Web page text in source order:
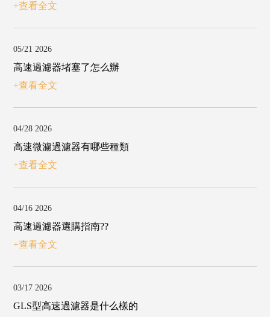
+查看全文
05/21 2026
高速過濾器堵塞了怎么辦
+查看全文
04/28 2026
高速微濾過濾器有哪些種類
+查看全文
04/16 2026
高速過濾器選購指南??
+查看全文
03/17 2026
GLS型高速過濾器是什么樣的